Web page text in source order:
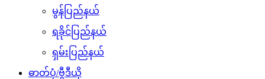
မွန်ပြည်နယ်
ရခိုင်ပြည်နယ်
ရှမ်းပြည်နယ်
ဓာတ်ပုံ/ဗွီဒီယို